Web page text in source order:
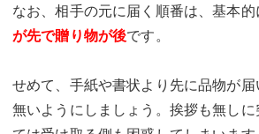
なお、相手の元に届く順番は、基本的
が先で贈り物が後です。
せめて、手紙や書状より先に品物が
無いようにしましょう。挨拶も無し